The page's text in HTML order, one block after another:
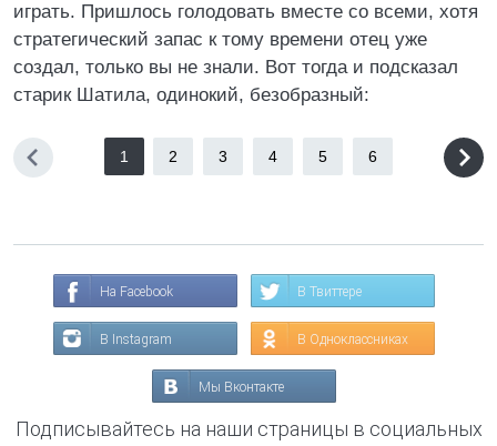
играть. Пришлось голодовать вместе со всеми, хотя
стратегический запас к тому времени отец уже
создал, только вы не знали. Вот тогда и подсказал
старик Шатила, одинокий, безобразный:
1 2 3 4 5 6
На Facebook В Твиттере
В Instagram В Одноклассниках
Мы Вконтакте
Подписывайтесь на наши страницы в социальных